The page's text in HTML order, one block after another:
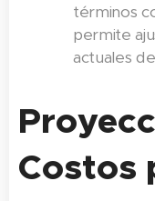
términos
permite
actuales
Costos